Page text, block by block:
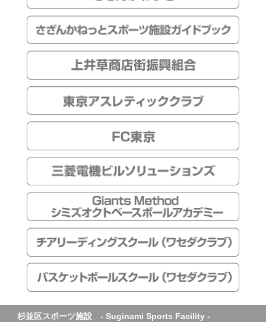
杉並区スポーツ施設 - Suginami Sports Facility -